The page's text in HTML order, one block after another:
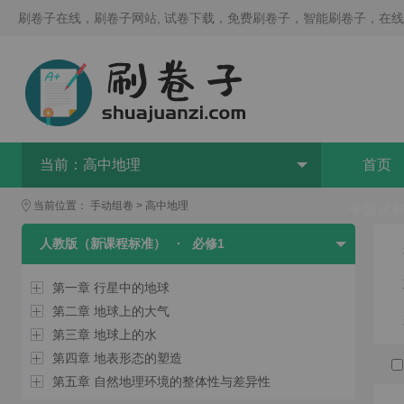
刷卷子在线，刷卷子网站, 试卷下载，免费刷卷子，智能刷卷子，在
当前： 高中地理 首页
当前位置： 手动组卷 > 高中地理
人教版（新课程标准） · 必修1
第一章 行星中的地球
第二章 地球上的大气
第三章 地球上的水
第四章 地表形态的塑造
第五章 自然地理环境的整体性与差异性